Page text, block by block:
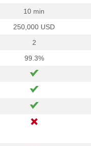
10 min
250,000 USD
2
99.3%